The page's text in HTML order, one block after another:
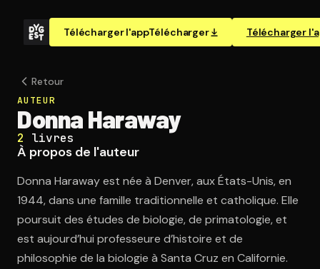
Télécharger l'appTélécharger Télécharger
Retour
AUTEUR
Donna Haraway
2 livres
À propos de l'auteur
Donna Haraway est née à Denver, aux États-Unis, en
1944, dans une famille traditionnelle et catholique. Elle
poursuit des études de biologie, de primatologie, et
est aujourd’hui professeure d’histoire et de
philosophie de la biologie à Santa Cruz en Californie.